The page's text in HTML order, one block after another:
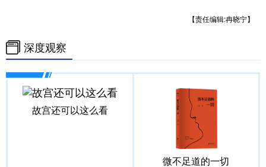
【责任编辑:冉晓宁】
深度观察
故宫还可以这么看
微不足道的一切